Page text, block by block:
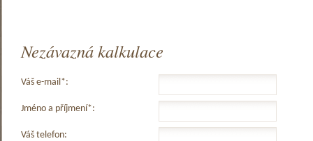
Nezávazná kalkulace
Váš e-mail*:
Jméno a příjmení*:
Váš telefon: